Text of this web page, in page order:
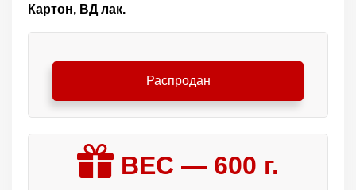
Картон, ВД лак.
Распродан
ВЕС — 600 г.